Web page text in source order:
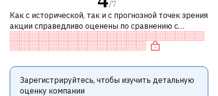
/7
Как с исторической, так и с прогнозной точек зрения
акции справедливо оценены по сравнению с
аналогичными акциями. В частности, акция
компании разумно оценена по P/E, спр
Зарегистрируйтесь, чтобы изучить детальную
оценку компании